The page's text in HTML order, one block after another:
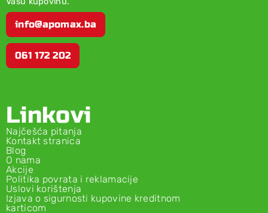
info@apomax.ba
061 172 202
Linkovi
Najčešća pitanja
Kontakt stranica
Blog
O nama
Akcije
Politika povrata i reklamacije
Uslovi korištenja
Izjava o sigurnosti kupovine kreditnom
karticom